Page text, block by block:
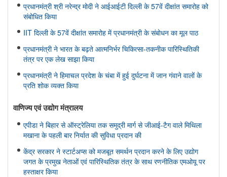
प्रधानमंत्री श्री नरेन्द्र मोदी ने आईआईटी दिल्ली के 57वें दीक्षांत समारोह को
संबोधित किया
IIT दिल्ली के 57वें दीक्षांत समारोह में प्रधानमंत्री के संबोधन का मूल पाठ
प्रधानमंत्री ने भारत के बढ़ते आत्मनिर्भर चिकित्सा-तकनीक पारिस्थितिकी
तंत्र पर एक लेख साझा किया
प्रधानमंत्री ने हिमाचल प्रदेश के चंबा में हुई दुर्घटना में जान गंवाने वालों के
प्रति शोक व्यक्त किया
वाणिज्‍य एवं उद्योग मंत्रालय
एपीडा ने बिहार से ऑस्ट्रेलिया तक समुद्री मार्ग से जीआई-टैग वाले मिथिला
मखाना के पहली बार निर्यात की सुविधा प्रदान की
केंद्र सरकार ने स्टार्टअप्स को मजबूत समर्थन प्रदान करने के लिए उद्योग
जगत के प्रमुख नेताओं एवं पारिस्थितिक तंत्र के साथ रणनीतिक एमओयू पर
हस्ताक्षर किया